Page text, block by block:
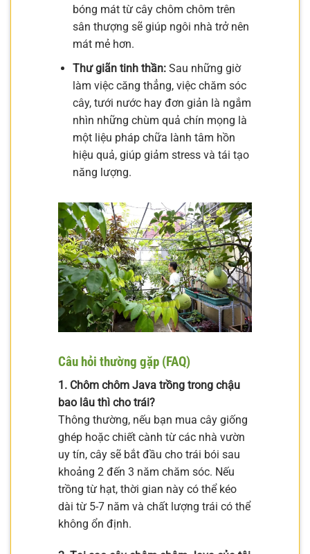
bóng mát từ cây chôm chôm trên
sân thượng sẽ giúp ngôi nhà trở nên
mát mẻ hơn.
Thư giãn tinh thần:Sau những giờ
làm việc căng thẳng, việc chăm sóc
cây, tưới nước hay đơn giản là ngắm
nhìn những chùm quả chín mọng là
một liệu pháp chữa lành tâm hồn
hiệu quả, giúp giảm stress và tái tạo
năng lượng.
Câu hỏi thường gặp (FAQ)
1. Chôm chôm Java trồng trong chậu
bao lâu thì cho trái?
Thông thường, nếu bạn mua cây giống
ghép hoặc chiết cành từ các nhà vườn
uy tín, cây sẽ bắt đầu cho trái bói sau
khoảng 2 đến 3 năm chăm sóc. Nếu
trồng từ hạt, thời gian này có thể kéo
dài từ 5-7 năm và chất lượng trái có thể
không ổn định.